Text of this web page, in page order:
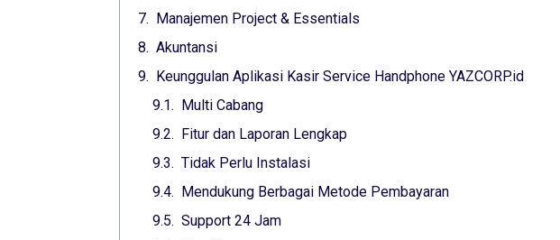
Manajemen Project & Essentials
Akuntansi
Keunggulan Aplikasi Kasir Service Handphone YAZCORP.id
Multi Cabang
Fitur dan Laporan Lengkap
Tidak Perlu Instalasi
Mendukung Berbagai Metode Pembayaran
Support 24 Jam